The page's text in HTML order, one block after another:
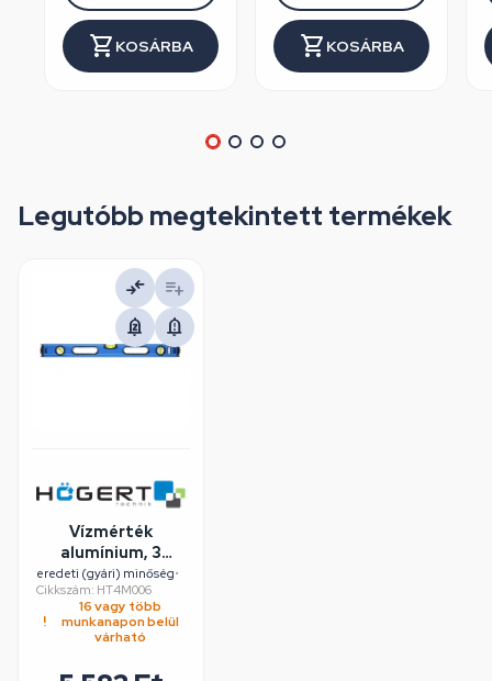
KOSÁRBA KOSÁRBA
Legutóbb megtekintett termékek
Vízmérték
alumínium, 3
libellás, ütésálló,
600 mm, HÖGERT
HT4M006
eredeti (gyári) minőség•
Cikkszám: HT4M006
16 vagy több
munkanapon belül
várható